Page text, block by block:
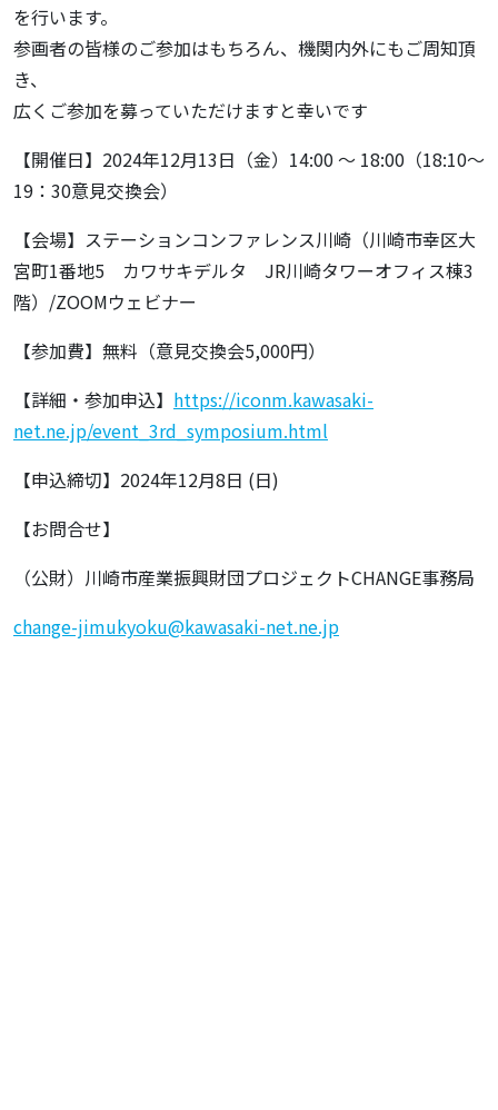
を行います。
参画者の皆様のご参加はもちろん、機関内外にもご周知頂
き、
広くご参加を募っていただけますと幸いです
【開催日】2024年12月13日（金）14:00 ～ 18:00（18:10～
19：30意見交換会）
【会場】ステーションコンファレンス川崎（川崎市幸区大
宮町1番地5 カワサキデルタ JR川崎タワーオフィス棟3
階）/ZOOMウェビナー
【参加費】無料（意見交換会5,000円）
【詳細・参加申込】 https://iconm.kawasaki-
net.ne.jp/event_3rd_symposium.html
【申込締切】2024年12月8日 (日)
【お問合せ】
（公財）川崎市産業振興財団プロジェクトCHANGE事務局
change-jimukyoku@kawasaki-net.ne.jp